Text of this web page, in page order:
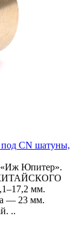
CN шатуны,
«Иж Юпитер».
мм.
— 23 мм.
..